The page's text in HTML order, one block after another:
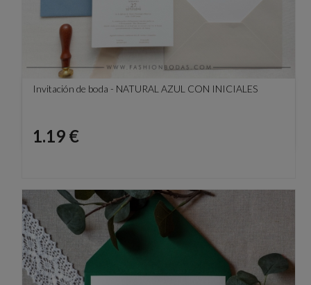
Invitación de boda - NATURAL AZUL CON INICIALES
Precio
1.19 €